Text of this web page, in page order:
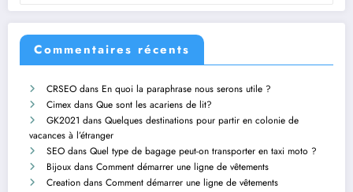
Commentaires récents
CRSEO dans En quoi la paraphrase nous serons utile ?
Cimex dans Que sont les acariens de lit?
GK2021 dans Quelques destinations pour partir en colonie de
vacances à l’étranger
SEO dans Quel type de bagage peut-on transporter en taxi moto ?
Bijoux dans Comment démarrer une ligne de vêtements
Creation dans Comment démarrer une ligne de vêtements